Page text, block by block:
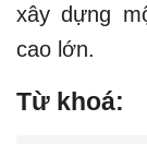
xây dựng
cao lớn.
Từ khoá: